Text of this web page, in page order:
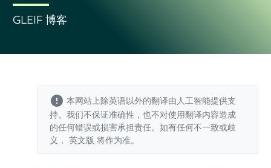
GLEIF 博客
本网站上除英语以外的翻译由人工智能提供支
持。我们不保证准确性，也不对使用翻译内容造成
的任何错误或损害承担责任。如有任何不一致或歧
义， 英文版 将作为准。